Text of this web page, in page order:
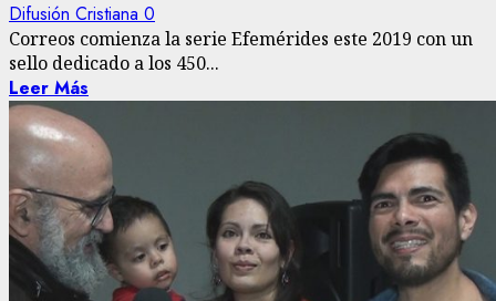
Difusión Cristiana 0
Correos comienza la serie Efemérides este 2019 con un
sello dedicado a los 450...
Leer Más